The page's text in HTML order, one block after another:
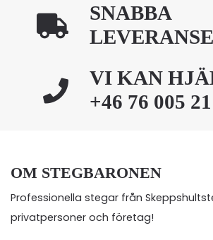
SNABBA
VI KAN
+46 76 005
OM STEGBARONEN
Professionella stegar från
privatpersoner och företag!